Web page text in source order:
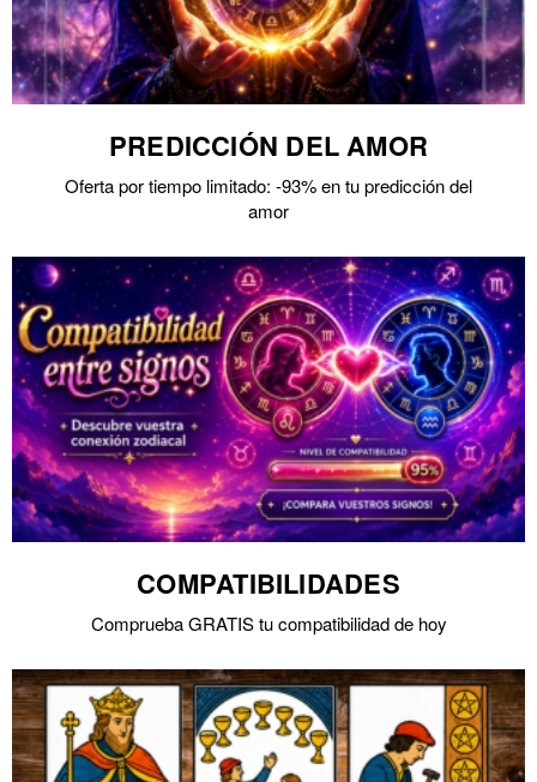
PREDICCIÓN DEL AMOR
Oferta por tiempo limitado: -93% en tu predicción del
amor
COMPATIBILIDADES
Comprueba GRATIS tu compatibilidad de hoy